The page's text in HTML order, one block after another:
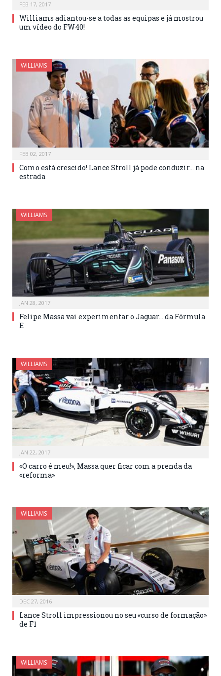
FEB 17, 2017
Williams adiantou-se a todas as equipas e já mostrou
um vídeo do FW40!
WILLIAMS
FEB 02, 2017
Como está crescido! Lance Stroll já pode conduzir… na
estrada
WILLIAMS
JAN 28, 2017
Felipe Massa vai experimentar o Jaguar… da Fórmula
E
WILLIAMS
JAN 22, 2017
«O carro é meu!», Massa quer ficar com a prenda da
«reforma»
WILLIAMS
DEC 27, 2016
Lance Stroll impressionou no seu «curso de formação»
de F1
WILLIAMS